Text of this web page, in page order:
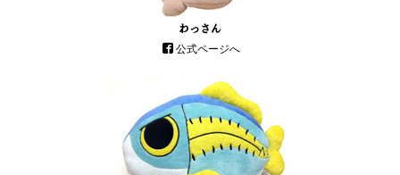
わっさん
公式ページへ